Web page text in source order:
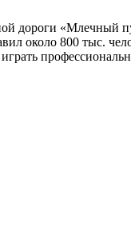
дороги «Млечный
около 800 тыс.